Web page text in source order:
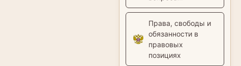
Права, свободы и
обязанности в
правовых
позициях